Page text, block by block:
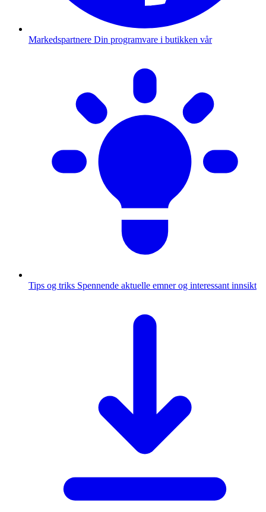
Markedspartnere Din programvare i butikken vår
Tips og triks Spennende aktuelle emner og interessant innsikt